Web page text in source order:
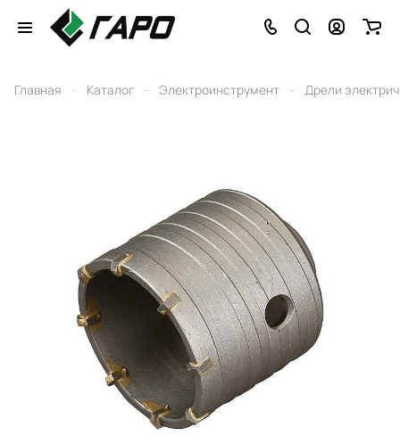
Главная – Каталог – Электроинструмент – Дрели